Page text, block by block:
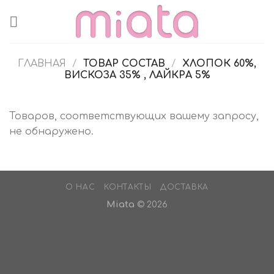
ГЛАВНАЯ / ТОВАР СОСТАВ /
ХЛОПОК 60%,
ВИСКОЗА 35% , ЛАЙКРА 5%
Товаров, соответствующих вашему запросу,
не обнаружено.
О НАС КОНТАКТЫ ДОСТАВКА
Miata © 2026